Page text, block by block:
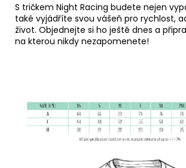
S tričkem Night Racing budete nejen
také vyjádříte svou vášeň pro rychlost,
život. Objednejte si ho ještě dnes a
na kterou nikdy nezapomenete!